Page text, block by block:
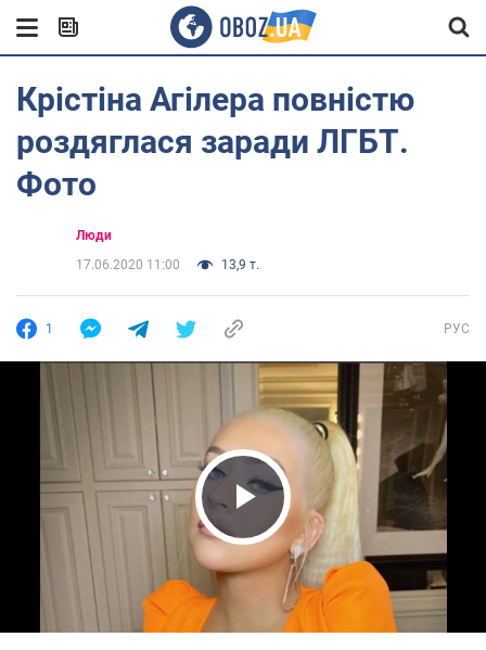
Крістіна Агілера повністю
роздяглася заради ЛГБТ.
Фото
Люди
17.06.2020 11:00
13,9 т.
1 РУС
Play Video